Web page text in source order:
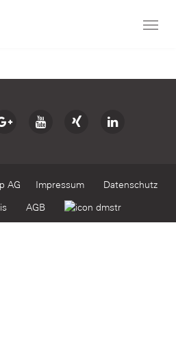
AG Impressum
Datenschutz
AGB